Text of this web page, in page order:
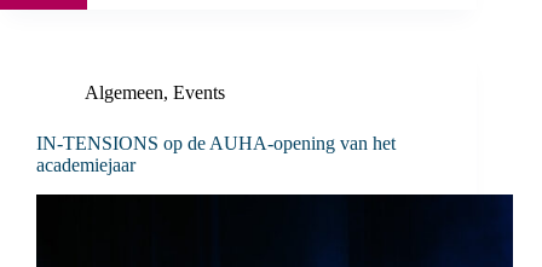
Algemeen, Events
IN-TENSIONS op de AUHA-opening van het
academiejaar